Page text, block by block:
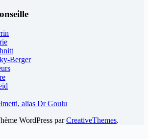
Berger
alias Dr Goulu
WordPress parCreativeThemes.